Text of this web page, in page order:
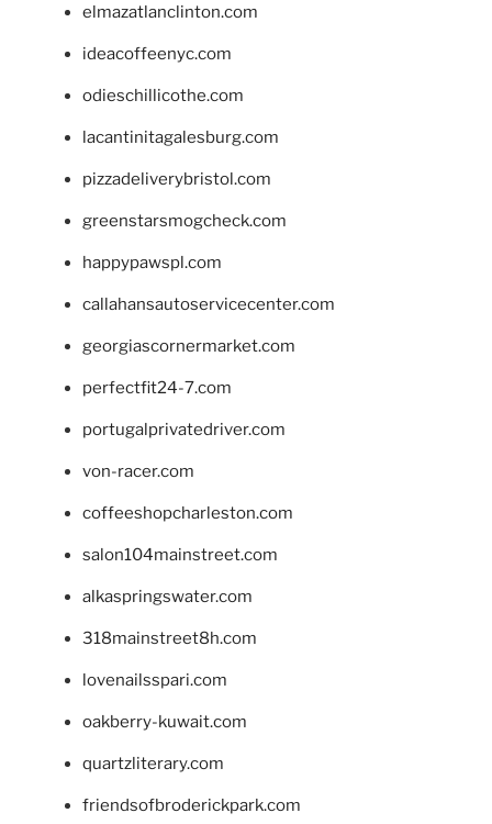
elmazatlanclinton.com
ideacoffeenyc.com
odieschillicothe.com
lacantinitagalesburg.com
pizzadeliverybristol.com
greenstarsmogcheck.com
happypawspl.com
callahansautoservicecenter.com
georgiascornermarket.com
perfectfit24-7.com
portugalprivatedriver.com
von-racer.com
coffeeshopcharleston.com
salon104mainstreet.com
alkaspringswater.com
318mainstreet8h.com
lovenailsspari.com
oakberry-kuwait.com
quartzliterary.com
friendsofbroderickpark.com